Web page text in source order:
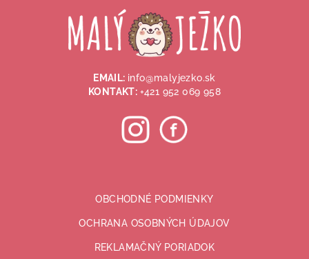
EMAIL: info@malyjezko.sk
KONTAKT: +421 952 069 958
OBCHODNÉ PODMIENKY
OCHRANA OSOBNÝCH ÚDAJOV
REKLAMAČNÝ PORIADOK